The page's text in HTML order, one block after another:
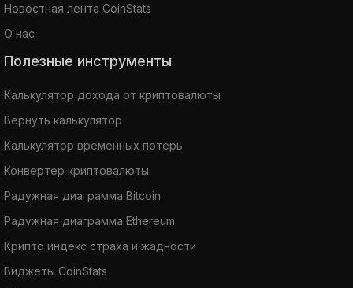
Новостная лента CoinStats
О нас
Полезные инструменты
Калькулятор дохода от криптовалюты
Вернуть калькулятор
Калькулятор временных потерь
Конвертер криптовалюты
Радужная диаграмма Bitcoin
Радужная диаграмма Ethereum
Крипто индекс страха и жадности
Виджеты CoinStats